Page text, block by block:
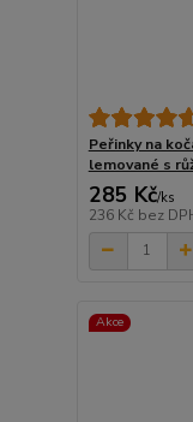
Peřinky na
lemované s
285 Kč/ks
236 Kč bez
Akce